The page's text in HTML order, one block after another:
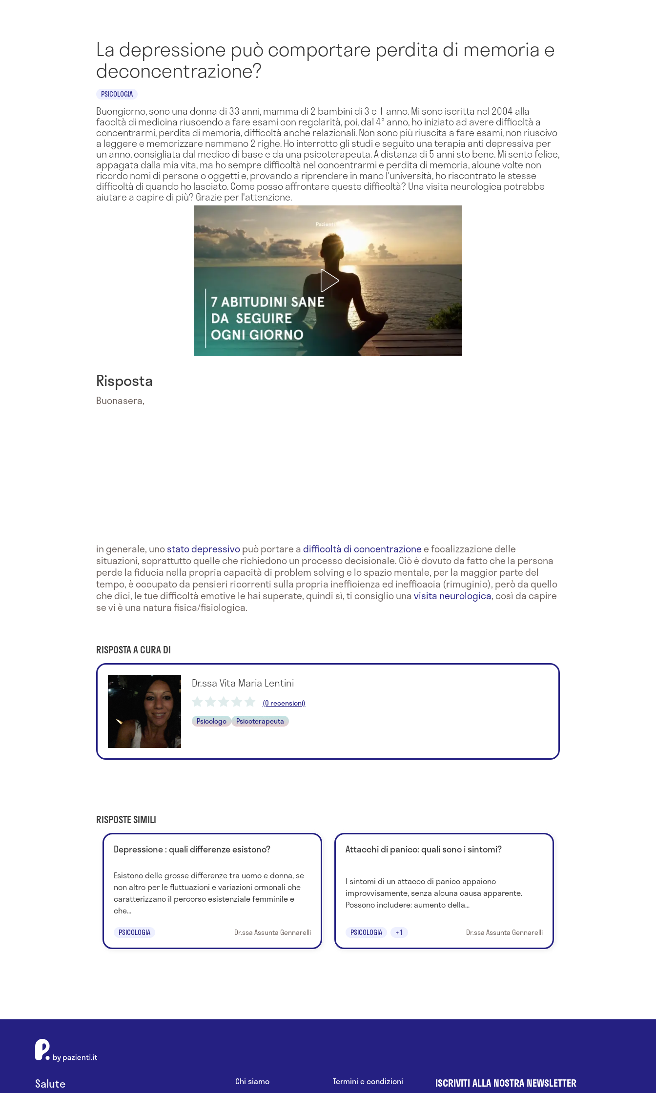
La depressione può comportare perdita di memoria e
deconcentrazione?
PSICOLOGIA
Buongiorno, sono una donna di 33 anni, mamma di 2 bambini di 3 e 1 anno. Mi sono iscritta nel 2004 alla
facoltà di medicina riuscendo a fare esami con regolarità, poi, dal 4° anno, ho iniziato ad avere difficoltà a
concentrarmi, perdita di memoria, difficoltà anche relazionali. Non sono più riuscita a fare esami, non riuscivo
a leggere e memorizzare nemmeno 2 righe. Ho interrotto gli studi e seguito una terapia anti depressiva per
un anno, consigliata dal medico di base e da una psicoterapeuta. A distanza di 5 anni sto bene. Mi sento felice,
appagata dalla mia vita, ma ho sempre difficoltà nel concentrarmi e perdita di memoria, alcune volte non
ricordo nomi di persone o oggetti e, provando a riprendere in mano l'università, ho riscontrato le stesse
difficoltà di quando ho lasciato. Come posso affrontare queste difficoltà? Una visita neurologica potrebbe
aiutare a capire di più? Grazie per l'attenzione.
Risposta
Buonasera,
in generale, unostato depressivopuò portare adifficoltà di concentrazionee focalizzazione delle
situazioni, soprattutto quelle che richiedono un processo decisionale. Ciò è dovuto da fatto che la persona
perde la fiducia nella propria capacità di problem solving e lo spazio mentale, per la maggior parte del
tempo, è occupato da pensieri ricorrenti sulla propria inefficienza ed inefficacia (rimuginio), però da quello
che dici, le tue difficoltà emotive le hai superate, quindi sì, ti consiglio unavisita neurologica, così da capire
se vi è una natura fisica/fisiologica.
RISPOSTA A CURA DI
Dr.ssa Vita Maria Lentini
(0 recensioni)
Psicologo
Psicoterapeuta
RISPOSTE SIMILI
Depressione : quali differenze esistono?
Esistono delle grosse differenze tra uomo e donna, se
non altro per le fluttuazioni e variazioni ormonali che
caratterizzano il percorso esistenziale femminile e
che...
PSICOLOGIA Dr.ssa Assunta Gennarelli
Attacchi di panico: quali sono i sintomi?
I sintomi di un attacco di panico appaiono
improvvisamente, senza alcuna causa apparente.
Possono includere: aumento della...
PSICOLOGIA +1 Dr.ssa Assunta Gennarelli
Salute
Chi siamo
Termini e condizioni
ISCRIVITI ALLA NOSTRA NEWSLETTER